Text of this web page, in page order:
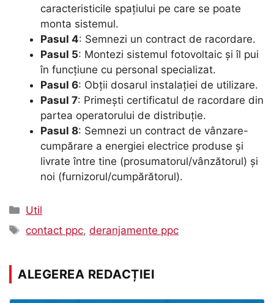
caracteristicile spațiului pe care se poate
monta sistemul.
Pasul 4: Semnezi un contract de racordare.
Pasul 5: Montezi sistemul fotovoltaic și îl pui
în funcțiune cu personal specializat.
Pasul 6: Obții dosarul instalației de utilizare.
Pasul 7: Primești certificatul de racordare din
partea operatorului de distribuție.
Pasul 8: Semnezi un contract de vânzare-
cumpărare a energiei electrice produse și
livrate între tine (prosumatorul/vânzătorul) și
noi (furnizorul/cumpărătorul).
Categorii
Util
Etichete
contact ppc,deranjamente ppc
ALEGEREA REDACȚIEI